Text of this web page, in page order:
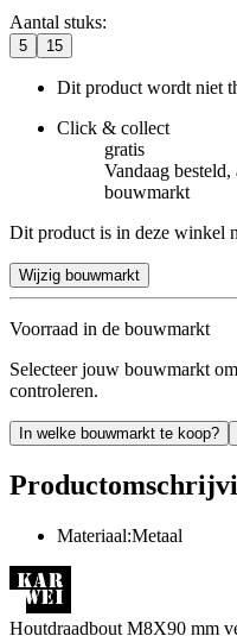
Aantal stuks:
5 15
Dit product wordt niet
Click & collect
gratis
Vandaag
bouwmarkt
Dit product is in deze winkel
Wijzig bouwmarkt
Voorraad in de bouwmarkt
Selecteer jouw bouwmarkt
controleren.
In welke bouwmarkt te koop?
Materiaal:Metaal
Houtdraadbout M8X90 mm